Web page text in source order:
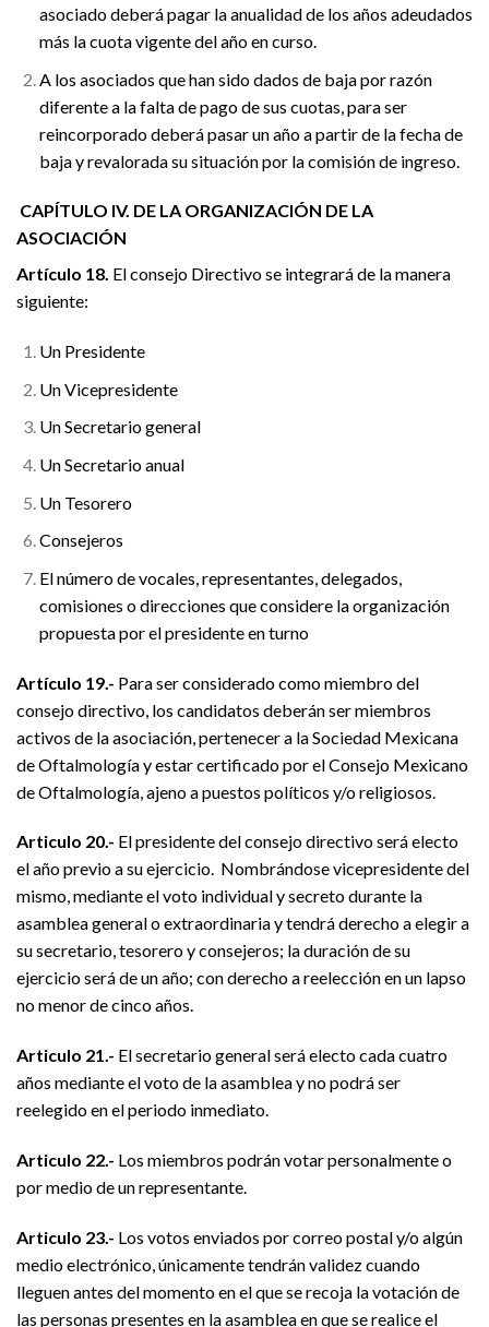
asociado deberá pagar la anualidad de los años adeudados
más la cuota vigente del año en curso.
A los asociados que han sido dados de baja por razón
diferente a la falta de pago de sus cuotas, para ser
reincorporado deberá pasar un año a partir de la fecha de
baja y revalorada su situación por la comisión de ingreso.
CAPÍTULO IV. DE LA ORGANIZACIÓN DE LA
ASOCIACIÓN
Artículo 18. El consejo Directivo se integrará de la manera
siguiente:
Un Presidente
Un Vicepresidente
Un Secretario general
Un Secretario anual
Un Tesorero
Consejeros
El número de vocales, representantes, delegados,
comisiones o direcciones que considere la organización
propuesta por el presidente en turno
Artículo 19.- Para ser considerado como miembro del
consejo directivo, los candidatos deberán ser miembros
activos de la asociación, pertenecer a la Sociedad Mexicana
de Oftalmología y estar certificado por el Consejo Mexicano
de Oftalmología, ajeno a puestos políticos y/o religiosos.
Articulo 20.- El presidente del consejo directivo será electo
el año previo a su ejercicio. Nombrándose vicepresidente del
mismo, mediante el voto individual y secreto durante la
asamblea general o extraordinaria y tendrá derecho a elegir a
su secretario, tesorero y consejeros; la duración de su
ejercicio será de un año; con derecho a reelección en un lapso
no menor de cinco años.
Articulo 21.- El secretario general será electo cada cuatro
años mediante el voto de la asamblea y no podrá ser
reelegido en el periodo inmediato.
Articulo 22.- Los miembros podrán votar personalmente o
por medio de un representante.
Articulo 23.- Los votos enviados por correo postal y/o algún
medio electrónico, únicamente tendrán validez cuando
lleguen antes del momento en el que se recoja la votación de
las personas presentes en la asamblea en que se realice el